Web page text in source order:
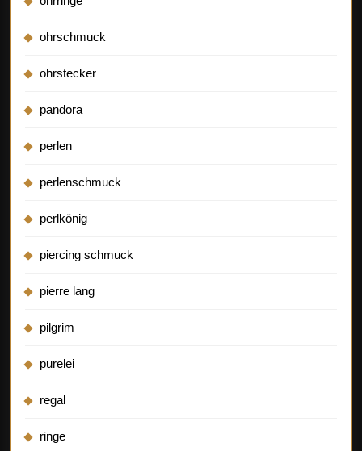
ohrschmuck
ohrstecker
pandora
perlen
perlenschmuck
perlkönig
piercing schmuck
pierre lang
pilgrim
purelei
regal
ringe